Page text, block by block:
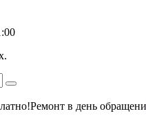
Ремонт в день